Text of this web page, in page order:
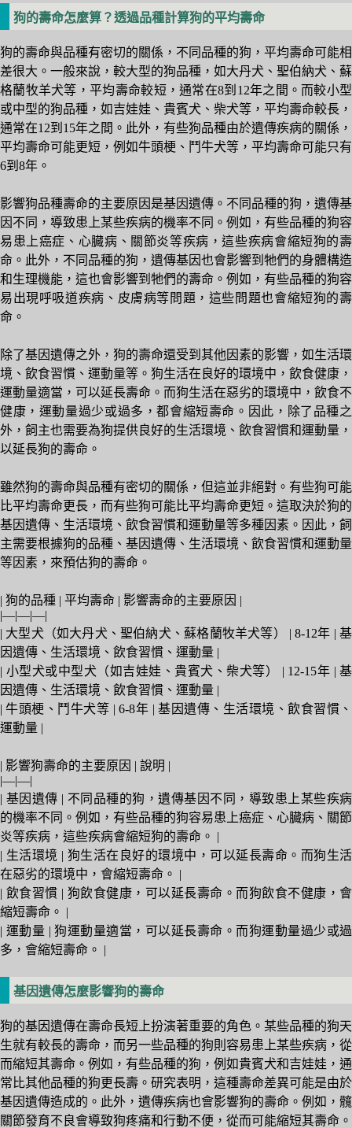
狗的壽命怎麼算？透過品種計算狗的平均壽命
狗的壽命與品種有密切的關係，不同品種的狗，平均壽命可能相
差很大。一般來說，較大型的狗品種，如大丹犬、聖伯納犬、蘇
格蘭牧羊犬等，平均壽命較短，通常在8到12年之間。而較小型
或中型的狗品種，如吉娃娃、貴賓犬、柴犬等，平均壽命較長，
通常在12到15年之間。此外，有些狗品種由於遺傳疾病的關係，
平均壽命可能更短，例如牛頭梗、鬥牛犬等，平均壽命可能只有
6到8年。
影響狗品種壽命的主要原因是基因遺傳。不同品種的狗，遺傳基
因不同，導致患上某些疾病的機率不同。例如，有些品種的狗容
易患上癌症、心臓病、關節炎等疾病，這些疾病會縮短狗的壽
命。此外，不同品種的狗，遺傳基因也會影響到牠們的身體構造
和生理機能，這也會影響到牠們的壽命。例如，有些品種的狗容
易出現呼吸道疾病、皮膚病等問題，這些問題也會縮短狗的壽
命。
除了基因遺傳之外，狗的壽命還受到其他因素的影響，如生活環
境、飲食習慣、運動量等。狗生活在良好的環境中，飲食健康，
運動量適當，可以延長壽命。而狗生活在惡劣的環境中，飲食不
健康，運動量過少或過多，都會縮短壽命。因此，除了品種之
外，飼主也需要為狗提供良好的生活環境、飲食習慣和運動量，
以延長狗的壽命。
雖然狗的壽命與品種有密切的關係，但這並非絕對。有些狗可能
比平均壽命更長，而有些狗可能比平均壽命更短。這取決於狗的
基因遺傳、生活環境、飲食習慣和運動量等多種因素。因此，飼
主需要根據狗的品種、基因遺傳、生活環境、飲食習慣和運動量
等因素，來預估狗的壽命。
| 狗的品種 | 平均壽命 | 影響壽命的主要原因 |
|—|—|—|
| 大型犬（如大丹犬、聖伯納犬、蘇格蘭牧羊犬等） | 8-12年 | 基
因遺傳、生活環境、飲食習慣、運動量 |
| 小型犬或中型犬（如吉娃娃、貴賓犬、柴犬等） | 12-15年 | 基
因遺傳、生活環境、飲食習慣、運動量 |
| 牛頭梗、鬥牛犬等 | 6-8年 | 基因遺傳、生活環境、飲食習慣、
運動量 |
| 影響狗壽命的主要原因 | 說明 |
|—|—|
| 基因遺傳 | 不同品種的狗，遺傳基因不同，導致患上某些疾病
的機率不同。例如，有些品種的狗容易患上癌症、心臓病、關節
炎等疾病，這些疾病會縮短狗的壽命。 |
| 生活環境 | 狗生活在良好的環境中，可以延長壽命。而狗生活
在惡劣的環境中，會縮短壽命。 |
| 飲食習慣 | 狗飲食健康，可以延長壽命。而狗飲食不健康，會
縮短壽命。 |
| 運動量 | 狗運動量適當，可以延長壽命。而狗運動量過少或過
多，會縮短壽命。 |
基因遺傳怎麼影響狗的壽命
狗的基因遺傳在壽命長短上扮演著重要的角色。某些品種的狗天
生就有較長的壽命，而另一些品種的狗則容易患上某些疾病，從
而縮短其壽命。例如，有些品種的狗，例如貴賓犬和吉娃娃，通
常比其他品種的狗更長壽。研究表明，這種壽命差異可能是由於
基因遺傳造成的。此外，遺傳疾病也會影響狗的壽命。例如，髖
關節發育不良會導致狗疼痛和行動不便，從而可能縮短其壽命。